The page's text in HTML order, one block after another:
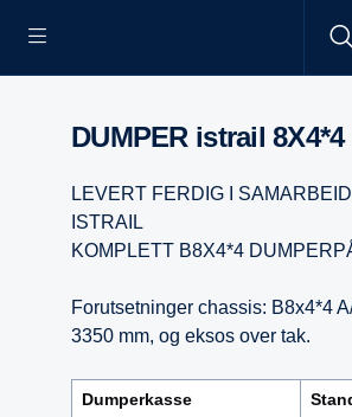
DUMPER istrail 8X4*4
LEVERT FERDIG I
ISTRAIL
KOMPLETT B8X4*4
Forutsetninger chassis: B8x4*4
3350 mm, og eksos over tak.
Dumperkasse